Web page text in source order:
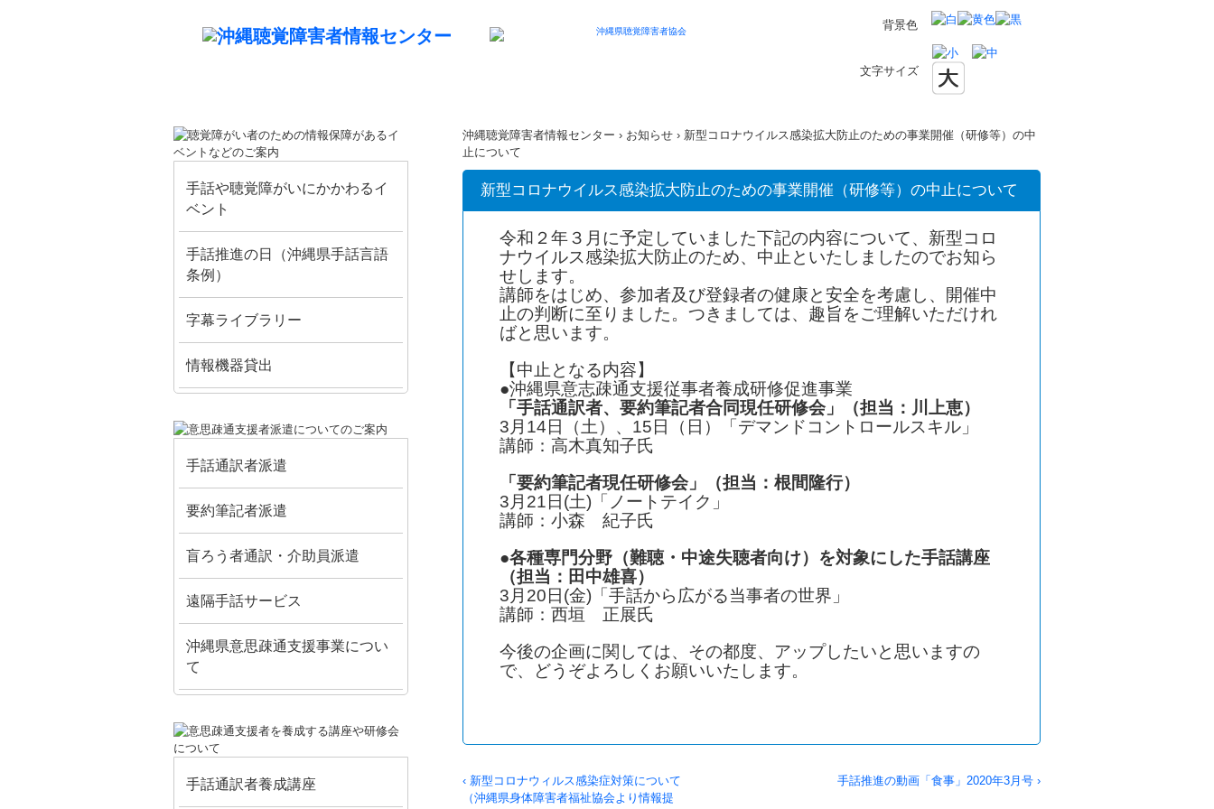
背景色
文字サイズ
沖縄聴覚障害者情報センター › お知らせ › 新型コロナウイルス感染拡大防止のための事業開催（研修等）の中
止について
新型コロナウイルス感染拡大防止のための事業開催（研修等）の中止について
令和２年３月に予定していました下記の内容について、新型コロ
ナウイルス感染拡大防止のため、中止といたしましたのでお知ら
せします。
講師をはじめ、参加者及び登録者の健康と安全を考慮し、開催中
止の判断に至りました。つきましては、趣旨をご理解いただけれ
ばと思います。
【中止となる内容】
●沖縄県意志疎通支援従事者養成研修促進事業
「手話通訳者、要約筆記者合同現任研修会」（担当：川上恵）
3月14日（土）、15日（日）「デマンドコントロールスキル」
講師：高木真知子氏
「要約筆記者現任研修会」（担当：根間隆行）
3月21日(土)「ノートテイク」
講師：小森 紀子氏
●各種専門分野（難聴・中途失聴者向け）を対象にした手話講座
（担当：田中雄喜）
3月20日(金)「手話から広がる当事者の世界」
講師：西垣 正展氏
今後の企画に関しては、その都度、アップしたいと思いますの
で、どうぞよろしくお願いいたします。
‹ 新型コロナウィルス感染症対策について
（沖縄県身体障害者福祉協会より情報提
手話推進の動画「食事」2020年3月号 ›
手話や聴覚障がいにかかわるイ
ベント
手話推進の日（沖縄県手話言語
条例）
字幕ライブラリー
情報機器貸出
手話通訳者派遣
要約筆記者派遣
盲ろう者通訳・介助員派遣
遠隔手話サービス
沖縄県意思疎通支援事業につい
て
手話通訳者養成講座